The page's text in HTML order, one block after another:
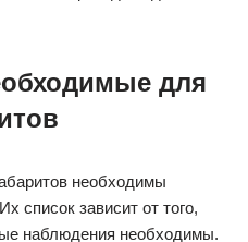
для
необходимы
список зависит от того,
наблюдения необходимы.